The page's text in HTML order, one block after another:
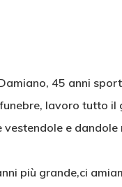
45 anni
lavoro tutto
vestendole e
più grande,ci